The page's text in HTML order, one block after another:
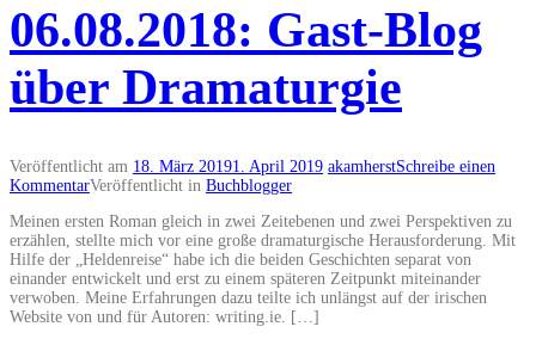
06.08.2018: Gast-Blog
über Dramaturgie
Veröffentlicht am 18. März 20191. April 2019 akamherstSchreibe einen
KommentarVeröffentlicht in Buchblogger
Meinen ersten Roman gleich in zwei Zeitebenen und zwei Perspektiven zu
erzählen, stellte mich vor eine große dramaturgische Herausforderung. Mit
Hilfe der „Heldenreise“ habe ich die beiden Geschichten separat von
einander entwickelt und erst zu einem späteren Zeitpunkt miteinander
verwoben. Meine Erfahrungen dazu teilte ich unlängst auf der irischen
Website von und für Autoren: writing.ie. […]